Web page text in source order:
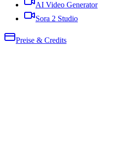
AI Video Generator
Sora 2 Studio
Preise & Credits